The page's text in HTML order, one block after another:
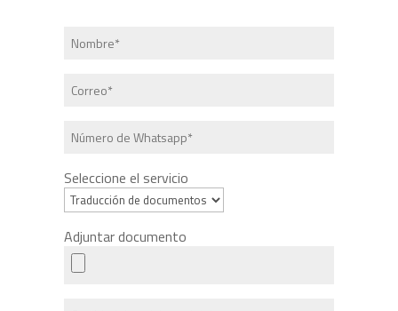
Seleccione el servicio
Adjuntar documento